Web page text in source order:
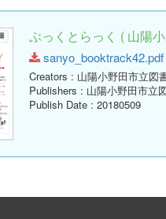
ぶっくとらっく ( 山陽
Creators : 山陽小野田市立図
Publishers : 山陽小野田市立
Publish Date : 20180509